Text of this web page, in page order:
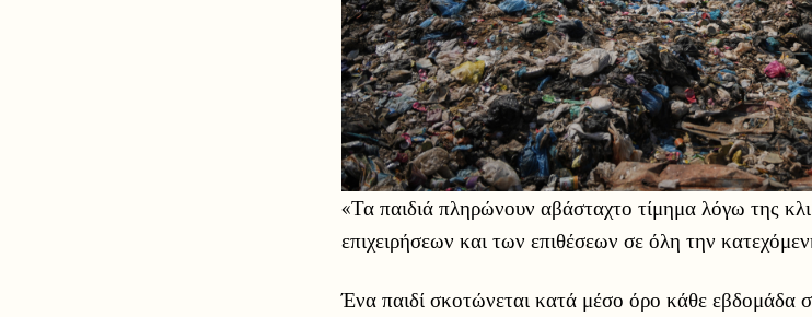
«Τα παιδιά πληρώνουν αβάσταχτο τίμημα λόγω της
επιχειρήσεων και των επιθέσεων σε όλη την
Ένα παιδί σκοτώνεται κατά μέσο όρο κάθε εβδομάδα